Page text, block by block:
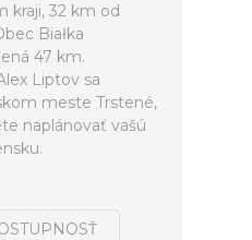
kraji, 32 km od
Białka
47 km.
Liptov sa
meste Trstené,
naplánovať vašú